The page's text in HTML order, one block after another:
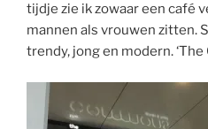
tijdje zie ik zowaar een café
mannen als vrouwen zitten.
trendy, jong en modern.